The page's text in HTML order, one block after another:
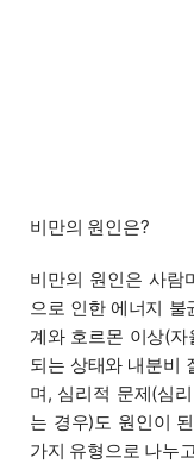
비만의 원인은?
비만의 원인은 사람
으로 인한 에너지 불
계와 호르몬 이상(
되는 상태와 내분비
며, 심리적 문제(심
는 경우)도 원인이
가지 유형으로 나누